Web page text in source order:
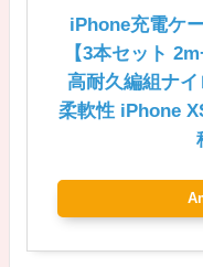
iPhone充電ケ
【3本セット
高耐久編組ナ
柔軟性 iPhone